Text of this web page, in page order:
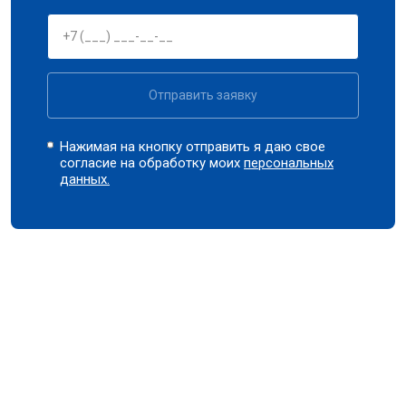
Отправить заявку
Нажимая на кнопку отправить я даю свое
согласие на обработку моихперсональных
данных.